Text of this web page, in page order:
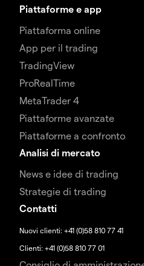
Piattaforme e app
Piattaforma online
App per il trading
TradingView
ProRealTime
MetaTrader 4
Piattaforme avanzate
Piattaforme a confronto
Analisi di mercato
News e idee di trading
Strategie di trading
Contatti
Nuovi clienti: +41 (0)58 810 77 41
Clienti: +41 (0)58 810 77 01